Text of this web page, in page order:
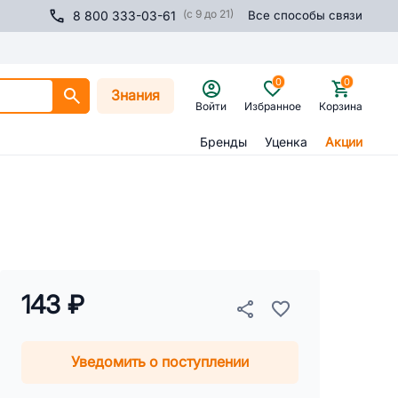
8 800 333-03-61 (с 9 до 21) Все способы связи
Знания
Войти Избранное
0
Корзина
0
Бренды Уценка Акции
143 ₽
Уведомить о поступлении